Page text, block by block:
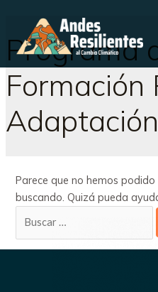
Programa
Formación
Adaptación
Parece que no hemos
buscando. Quizá pueda